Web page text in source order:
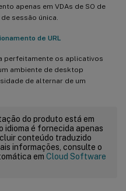
apenas em VDAs de SO de
sessão única.
de URL
perfeitamente os aplicativos
ambiente de desktop
de alternar de um
do produto está em
idioma é fornecida apenas
conteúdo traduzido
informações, consulte o
em Cloud Software